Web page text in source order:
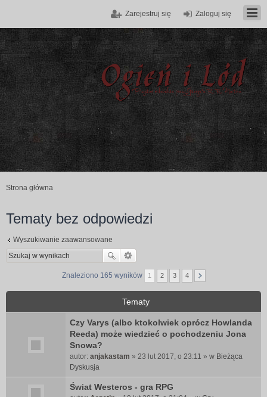
Zaloguj się
Zarejestruj się
Strona główna
Tematy bez odpowiedzi
Wyszukiwanie zaawansowane
Znaleziono 165 wyników 1 2 3 4
Tematy
Czy Varys (albo ktokolwiek oprócz Howlanda
Reeda) może wiedzieć o pochodzeniu Jona
Snowa?
autor: anjakastam » 23 lut 2017, o 23:11 » w Bieżąca
Dyskusja
Świat Westeros - gra RPG